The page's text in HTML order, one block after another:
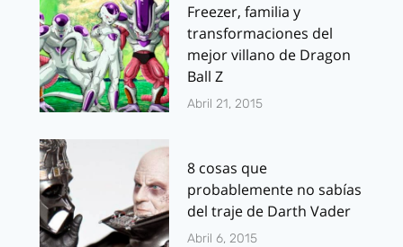
Freezer, familia y
transformaciones del
mejor villano de Dragon
Ball Z
Abril 21, 2015
8 cosas que
probablemente no sabías
del traje de Darth Vader
Abril 6, 2015